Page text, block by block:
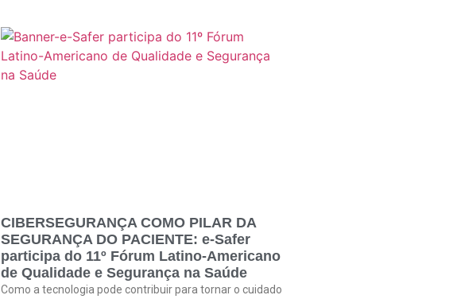
CIBERSEGURANÇA COMO PILAR DA
SEGURANÇA DO PACIENTE: e-Safer
participa do 11º Fórum Latino-Americano
de Qualidade e Segurança na Saúde
Como a tecnologia pode contribuir para tornar o cuidado